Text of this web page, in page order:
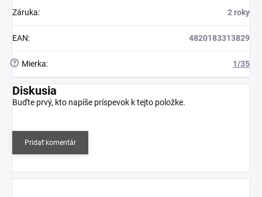
Záruka: 2 roky
EAN: 4820183313829
? Mierka: 1/35
Diskusia
Buďte prvý, kto napíše príspevok k tejto položke.
Pridať komentár